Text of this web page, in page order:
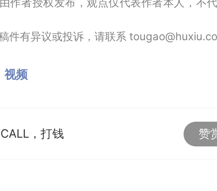
件有异议或投诉，请联系
视频
，打钱 赞